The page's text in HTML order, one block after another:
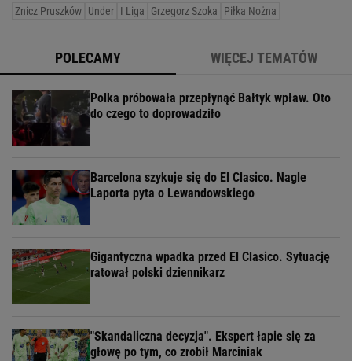
Znicz Pruszków Under I Liga Grzegorz Szoka Piłka Nożna
POLECAMY WIĘCEJ TEMATÓW
Polka próbowała przepłynąć Bałtyk wpław. Oto
do czego to doprowadziło
Barcelona szykuje się do El Clasico. Nagle
Laporta pyta o Lewandowskiego
Gigantyczna wpadka przed El Clasico. Sytuację
ratował polski dziennikarz
"Skandaliczna decyzja". Ekspert łapie się za
głowę po tym, co zrobił Marciniak